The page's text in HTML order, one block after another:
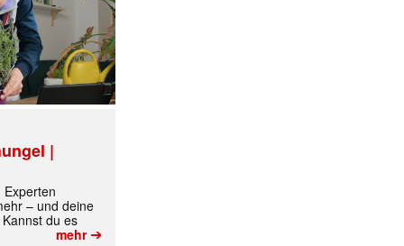
|
Experten
– und deine
du es
mehr➔